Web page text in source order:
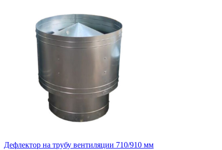
Дефлектор на трубу вентиляции 710/910 мм